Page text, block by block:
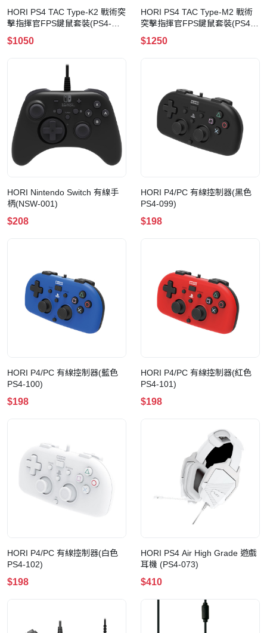
HORI PS4 TAC Type-K2 戰術突
擊指揮官FPS鍵鼠套裝(PS4-
124A)
$1050
HORI PS4 TAC Type-M2 戰術
突擊指揮官FPS鍵鼠套裝(PS4-
119A)
$1250
HORI Nintendo Switch 有線手
柄(NSW-001)
$208
HORI P4/PC 有線控制器(黑色
PS4-099)
$198
HORI P4/PC 有線控制器(藍色
PS4-100)
$198
HORI P4/PC 有線控制器(紅色
PS4-101)
$198
HORI P4/PC 有線控制器(白色
PS4-102)
$198
HORI PS4 Air High Grade 遊戲
耳機 (PS4-073)
$410